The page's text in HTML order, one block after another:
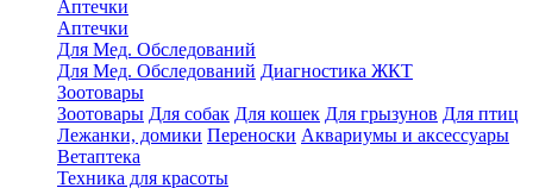
Аптечки
Аптечки
Для Мед. Обследований
Для Мед. Обследований Диагностика ЖКТ
Зоотовары
Зоотовары Для собак Для кошек Для грызунов Для птиц
Лежанки, домики Переноски Аквариумы и аксессуары
Ветаптека
Техника для красоты